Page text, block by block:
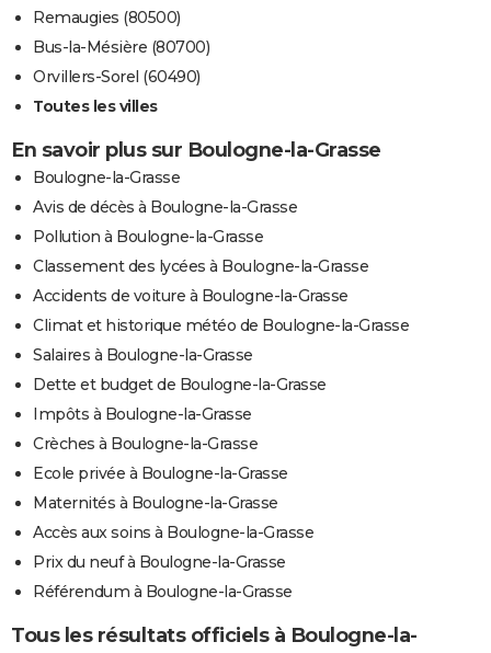
Remaugies (80500)
Bus-la-Mésière (80700)
Orvillers-Sorel (60490)
Toutes les villes
En savoir plus sur Boulogne-la-Grasse
Boulogne-la-Grasse
Avis de décès à Boulogne-la-Grasse
Pollution à Boulogne-la-Grasse
Classement des lycées à Boulogne-la-Grasse
Accidents de voiture à Boulogne-la-Grasse
Climat et historique météo de Boulogne-la-Grasse
Salaires à Boulogne-la-Grasse
Dette et budget de Boulogne-la-Grasse
Impôts à Boulogne-la-Grasse
Crèches à Boulogne-la-Grasse
Ecole privée à Boulogne-la-Grasse
Maternités à Boulogne-la-Grasse
Accès aux soins à Boulogne-la-Grasse
Prix du neuf à Boulogne-la-Grasse
Référendum à Boulogne-la-Grasse
Tous les résultats officiels à Boulogne-la-